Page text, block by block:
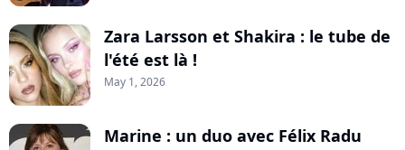
Zara Larsson et Shakira : le tube de
l'été est là !
May 1, 2026
Marine : un duo avec Félix Radu